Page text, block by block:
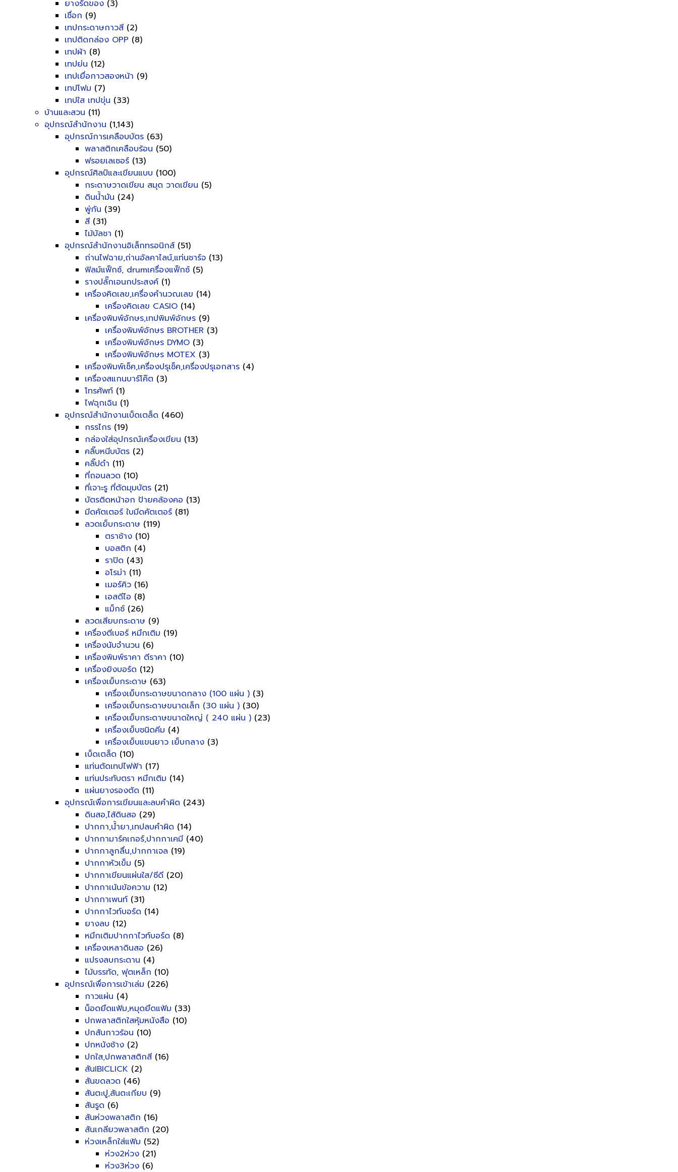
ยางรัดของ (3)
เชื่อก (9)
เทปกระดาษกาวสี (2)
เทปติดกล่อง OPP (8)
เทปผ้า (8)
เทปย่น (12)
เทปเยื่อกาวสองหน้า (9)
เทปโฟม (7)
เทปใส เทปขุ่น (33)
บ้านและสวน (11)
อุปกรณ์สำนักงาน (1,143)
อุปกรณ์การเคลือบบัตร (63)
พลาสติกเคลือบร้อน (50)
ฟรอยเลเซอร์ (13)
อุปกรณ์ศิลป์และเขียนแบบ (100)
กระดาษวาดเขียน สมุด วาดเขียน (5)
ดินน้ำมัน (24)
พู่กัน (39)
สี (31)
ไม้บัลชา (1)
อุปกรณ์สำนักงานอิเล็กทรอนิกส์ (51)
ถ่านไฟฉาย,ถ่านอัลคาไลน์,แท่นชาร์จ (13)
ฟิลม์แฟ็กซ์, drumเครื่องแฟ็กซ์ (5)
รางปลั๊กเอนกประสงค์ (1)
เครื่องคิดเลข,เครื่องคำนวณเลข (14)
เครื่องคิดเลข CASIO (14)
เครื่องพิมพ์อักษร,เทปพิมพ์อักษร (9)
เครื่องพิมพ์อักษร BROTHER (3)
เครื่องพิมพ์อักษร DYMO (3)
เครื่องพิมพ์อักษร MOTEX (3)
เครื่องพิมพ์เช็ค,เครื่องปรุเช็ค,เครื่องปรุเอกสาร (4)
เครื่องสแกนบาร์โค๊ต (3)
โทรศัพท์ (1)
ไฟฉุกเฉิน (1)
อุปกรณ์สำนักงานเบ็ดเตล็ด (460)
กรรไกร (19)
กล่องใส่อุปกรณ์เครื่องเขียน (13)
คลิ๊บหนีบบัตร (2)
คลิ๊ปดำ (11)
ที่ถอนลวด (10)
ที่เจาะรู ที่ตัดมุมบัตร (21)
บัตรติดหน้าอก ป้ายคล้องคอ (13)
มีดคัตเตอร์ ใบมีดคัตเตอร์ (81)
ลวดเย็บกระดาษ (119)
ตราช้าง (10)
บอสติก (4)
ราปิด (43)
อโรม่า (11)
เมอร์คิว (16)
เอสดีไอ (8)
แม็กซ์ (26)
ลวดเสียบกระดาษ (9)
เครื่องตีเบอร์ หมึกเติม (19)
เครื่องนับจำนวน (6)
เครื่องพิมพ์ราคา ตีราคา (10)
เครื่องยิงบอร์ด (12)
เครื่องเย็บกระดาษ (63)
เครื่องเย็บกระดาษขนาดกลาง (100 แผ่น ) (3)
เครื่องเย็บกระดาษขนาดเล็ก (30 แผ่น ) (30)
เครื่องเย็บกระดาษขนาดใหญ่ ( 240 แผ่น ) (23)
เครื่องเย็บชนิดคีม (4)
เครื่องเย็บแขนยาว เย็บกลาง (3)
เบ็ดเตล็ด (10)
แท่นตัดเทปไฟฟ้า (17)
แท่นประทับตรา หมึกเติม (14)
แผ่นยางรองตัด (11)
อุปกรณ์เพื่อการเขียนและลบคำผิด (243)
ดินสอ,ไส้ดินสอ (29)
ปากกา,น้ำยา,เทปลบคำผิด (14)
ปากกามาร์คเกอร์,ปากกาเคมี (40)
ปากกาลูกลื่น,ปากกาเจล (19)
ปากกาหัวเข็ม (5)
ปากกาเขียนแผ่นใส/ซีดี (20)
ปากกาเน้นข้อความ (12)
ปากกาเพนท์ (31)
ปากกาไวท์บอร์ด (14)
ยางลบ (12)
หมึกเติมปากกาไวท์บอร์ด (8)
เครื่องเหลาดินสอ (26)
แปรงลบกระดาน (4)
ไม้บรรทัด, ฟุตเหล็ก (10)
อุปกรณ์เพื่อการเข้าเล่ม (226)
กาวแผ่น (4)
น็อดยึดแฟ้ม,หมุดยึดแฟ้ม (33)
ปกพลาสติกใสหุ้มหนังสือ (10)
ปกสันกาวร้อน (10)
ปกหนังช้าง (2)
ปกใส,ปกพลาสติกสี (16)
สันIBICLICK (2)
สันขดลวด (46)
สันตะปู,สันตะเกียบ (9)
สันรูด (6)
สันห่วงพลาสติก (16)
สันเกลียวพลาสติก (20)
ห่วงเหล็กใส่แฟ้ม (52)
ห่วง2ห่วง (21)
ห่วง3ห่วง (6)